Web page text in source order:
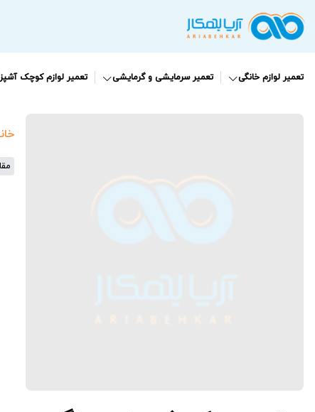
تعمیر لوازم خانگی تعمیر سرمایشی و گرمایشی تعمیر لوازم کوچک